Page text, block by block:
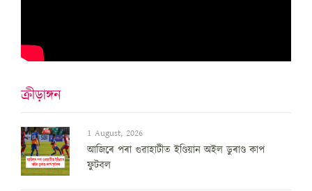
ক্ৰীড়াঙ্গন
1 August, 2026
আজিৰে পৰা গুৱাহাটীত ইণ্ডিয়ান অইল ডুৰাণ্ড কাপ
ফুটবল